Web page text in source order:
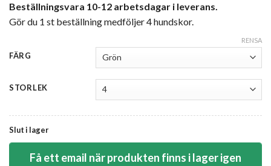
4.60av 5
baserat på
kundrecensioner
Beställningsvara 10-12 arbetsdagar i leverans.
Gör du 1 st beställning medföljer 4 hundskor.
FÄRG
STORLEK
RENSA
Slut i lager
Få ett email när produkten finns i lager igen